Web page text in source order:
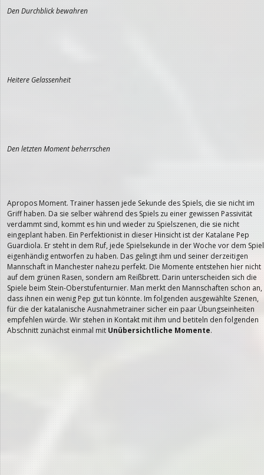
Den Durchblick bewahren
Heitere Gelassenheit
Den letzten Moment beherrschen
Apropos Moment. Trainer hassen jede Sekunde des Spiels, die sie nicht im
Griff haben. Da sie selber während des Spiels zu einer gewissen Passivität
verdammt sind, kommt es hin und wieder zu Spielszenen, die sie nicht
eingeplant haben. Ein Perfektionist in dieser Hinsicht ist der Katalane Pep
Guardiola. Er steht in dem Ruf, jede Spielsekunde in der Woche vor dem Spiel
eigenhändig entworfen zu haben. Das gelingt ihm und seiner derzeitigen
Mannschaft in Manchester nahezu perfekt. Die Momente entstehen hier nicht
auf dem grünen Rasen, sondern am Reißbrett. Darin unterscheiden sich die
Spiele beim Stein-Oberstufenturnier. Man merkt den Mannschaften schon an,
dass ihnen ein wenig Pep gut tun könnte. Im folgenden ausgewählte Szenen,
für die der katalanische Ausnahmetrainer sicher ein paar Übungseinheiten
empfehlen würde. Wir stehen in Kontakt mit ihm und betiteln den folgenden
Abschnitt zunächst einmal mit Unübersichtliche Momente.